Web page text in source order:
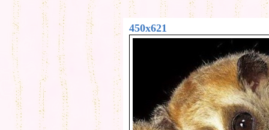
450x621